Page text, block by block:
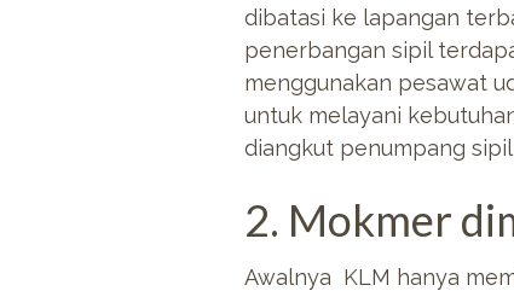
dibatasi ke lapangan
penerbangan sipil
menggunakan pesawat
untuk melayani
diangkut penumpang
2. Mokmer
Awalnya KLM hanya